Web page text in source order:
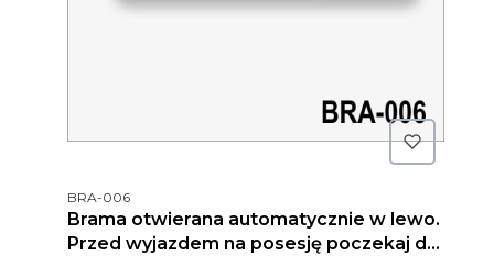
Kod produktu
BRA-006
Brama otwierana automatycznie w lewo.
Przed wyjazdem na posesję poczekaj do